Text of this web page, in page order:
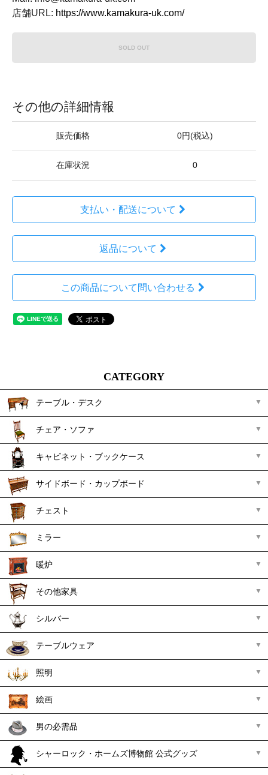
店舗URL: https://www.kamakura-uk.com/
SOLD OUT
その他の詳細情報
販売価格 0円(税込)
在庫状況 0
支払い・配送について
返品について
この商品について問い合わせる
CATEGORY
テーブル・デスク
チェア・ソファ
キャビネット・ブックケース
サイドボード・カップボード
チェスト
ミラー
暖炉
その他家具
シルバー
テーブルウェア
照明
絵画
男の必需品
シャーロック・ホームズ博物館 公式グッズ